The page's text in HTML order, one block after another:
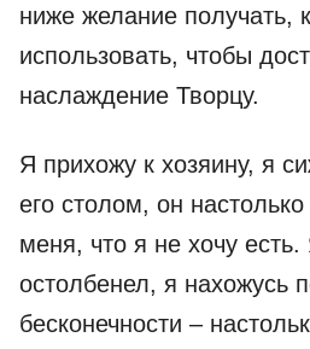
ниже желание получать,
использовать, чтобы
наслаждение Творцу.
Я прихожу к хозяину, я
его столом, он
меня, что я не хочу есть.
остолбенел, я нахожусь
бесконечности –